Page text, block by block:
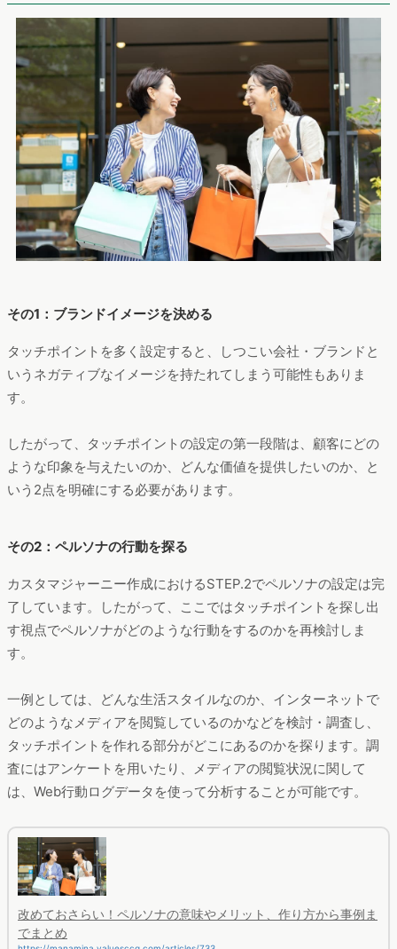
その1：ブランドイメージを決める
タッチポイントを多く設定すると、しつこい会社・ブランドと
いうネガティブなイメージを持たれてしまう可能性もありま
す。
したがって、タッチポイントの設定の第一段階は、顧客にどの
ような印象を与えたいのか、どんな価値を提供したいのか、と
いう2点を明確にする必要があります。
その2：ペルソナの行動を探る
カスタマジャーニー作成におけるSTEP.2でペルソナの設定は完
了しています。したがって、ここではタッチポイントを探し出
す視点でペルソナがどのような行動をするのかを再検討しま
す。
一例としては、どんな生活スタイルなのか、インターネットで
どのようなメディアを閲覧しているのかなどを検討・調査し、
タッチポイントを作れる部分がどこにあるのかを探ります。調
査にはアンケートを用いたり、メディアの閲覧状況に関して
は、Web行動ログデータを使って分析することが可能です。
改めておさらい！ペルソナの意味やメリット、作り方から事例ま
でまとめ